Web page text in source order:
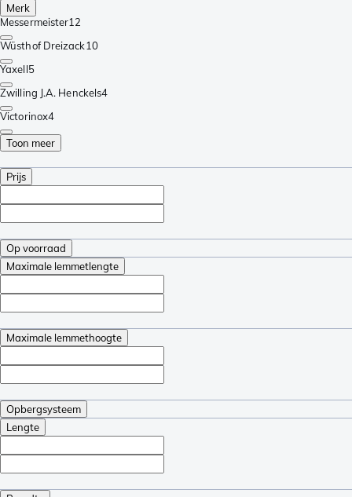
Merk
Messermeister12
Wüsthof Dreizack10
Yaxell5
Zwilling J.A. Henckels4
Victorinox4
Toon meer
Prijs
Op voorraad
Maximale lemmetlengte
Maximale lemmethoogte
Opbergsysteem
Lengte